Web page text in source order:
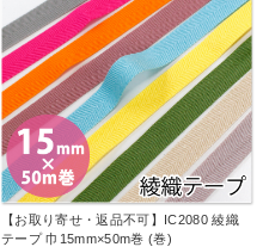
【お取り寄せ・返品不可】IC2080 綾織
テープ 巾15mm×50m巻 (巻)